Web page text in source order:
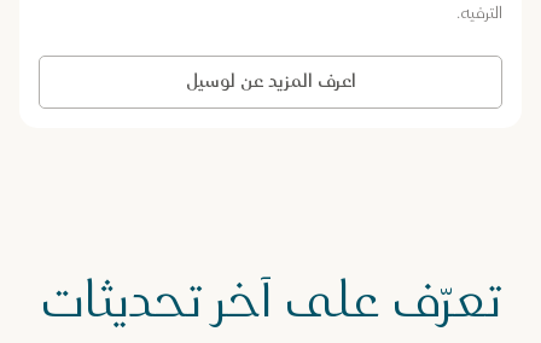
الترفيه.
اعرف المزيد عن لوسيل
تعرّف على آخر تحديثات